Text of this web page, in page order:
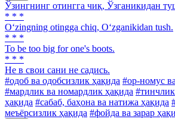
Ўзингнинг отингга чиқ, Ўзганикидан
* * *
O‘zingning otingga chiq, O‘zganikidan tush.
* * *
To be too big for one's boots.
* * *
He в свои сани не садись.
#одоб ва одобсизлик ҳақида #ор-номус
#мардлик ва номардлик ҳақида
ҳақида #сабаб, баҳона ва натижа ҳақида
меъёрсизлик ҳақида #фойда ва зарар